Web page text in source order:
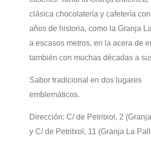
clásica chocolatería y cafetería
años de historia, como la Granja
a escasos metros, en la acera de
también con muchas décadas a
Sabor tradicional en dos lugares
emblemáticos.
Dirección: C/ de Petritxol, 2
y C/ de Petritxol, 11 (Granja La